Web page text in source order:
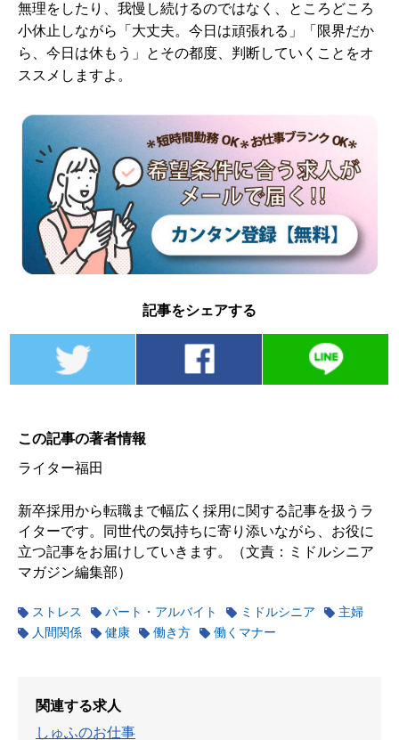
無理をしたり、我慢し続けるのではなく、ところどころ
小休止しながら「大丈夫。今日は頑張れる」「限界だか
ら、今日は休もう」とその都度、判断していくことをオ
ススメしますよ。
記事をシェアする
この記事の著者情報
ライター福田
新卒採用から転職まで幅広く採用に関する記事を扱うラ
イターです。同世代の気持ちに寄り添いながら、お役に
立つ記事をお届けしていきます。（文責：ミドルシニア
マガジン編集部）
ストレス パート・アルバイト ミドルシニア
主婦
人間関係
健康 働き方 働くマナー
関連する求人
しゅふのお仕事